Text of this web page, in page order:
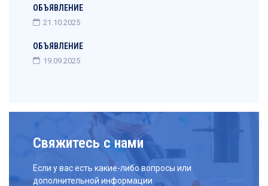
ОБЪЯВЛЕНИЕ
21.10.2025
ОБЪЯВЛЕНИЕ
19.09.2025
Свяжитесь с нами
Если у вас есть какие-либо вопросы или
дополнительной информации